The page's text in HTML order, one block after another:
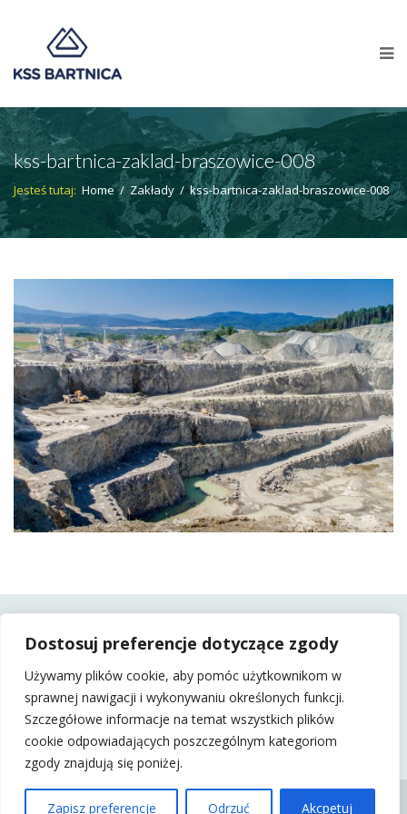
Dostosuj preferencje dotyczące zgody
Używamy plików cookie, aby pomóc użytkownikom w
sprawnej nawigacji i wykonywaniu określonych funkcji.
Szczegółowe informacje na temat wszystkich plików
cookie odpowiadających poszczególnym kategoriom
zgody znajdują się poniżej.
Zapisz preferencje Odrzuć Akcpetuj
kss-bartnica-zaklad-braszowice-008
Jesteś tutaj: Home / Zakłady / kss-bartnica-zaklad-braszowice-008